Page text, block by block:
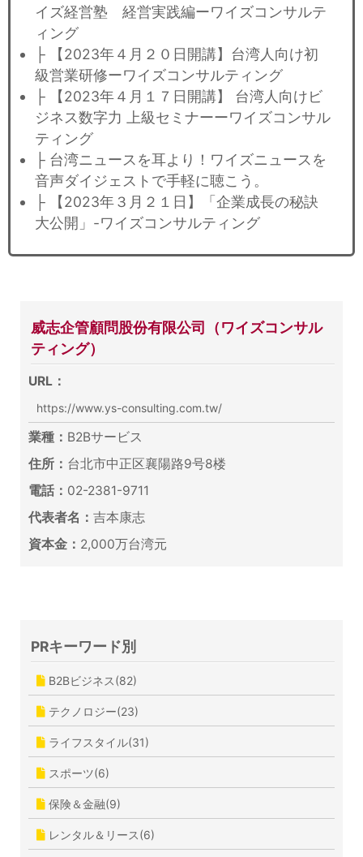
イズ経営塾 経営実践編ーワイズコンサルテ
ィング
├ 【2023年４月２０日開講】台湾人向け初
級営業研修ーワイズコンサルティング
├ 【2023年４月１７日開講】 台湾人向けビ
ジネス数字力 上級セミナーーワイズコンサル
ティング
├ 台湾ニュースを耳より！ワイズニュースを
音声ダイジェストで手軽に聴こう。
├ 【2023年３月２１日】「企業成長の秘訣
大公開」-ワイズコンサルティング
威志企管顧問股份有限公司（ワイズコンサル
ティング）
URL：
https://www.ys-consulting.com.tw/
業種： B2Bサービス
住所： 台北市中正区襄陽路9号8楼
電話： 02-2381-9711
代表者名： 吉本康志
資本金： 2,000万台湾元
PRキーワード別
B2Bビジネス(82)
テクノロジー(23)
ライフスタイル(31)
スポーツ(6)
保険＆金融(9)
レンタル＆リース(6)